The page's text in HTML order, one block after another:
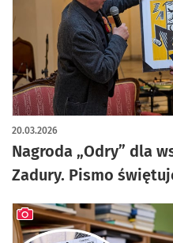
Nagroda „Odry” dla
Zadury. Pismo
20.03.2026
artykuł z galerią zdjęć